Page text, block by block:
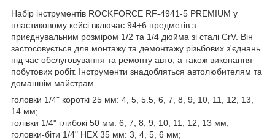
Набір інструментів ROCKFORCE RF-4941-5 PREMIUM у
пластиковому кейсі включає 94+6 предметів з
приєднувальним розміром 1/2 та 1/4 дюйма зі сталі CrV. Він
застосовується для монтажу та демонтажу різьбових з'єднань
під час обслуговування та ремонту авто, а також виконання
побутових робіт. Інструменти знадобляться автолюбителям та
домашнім майстрам.
головки 1/4" короткі 25 мм: 4, 5, 5.5, 6, 7, 8, 9, 10, 11, 12, 13,
14 мм;
голівки 1/4" глибокі 50 мм: 6, 7, 8, 9, 10, 11, 12, 13 мм;
головки-біти 1/4" HEX 35 мм: 3, 4, 5, 6 мм;